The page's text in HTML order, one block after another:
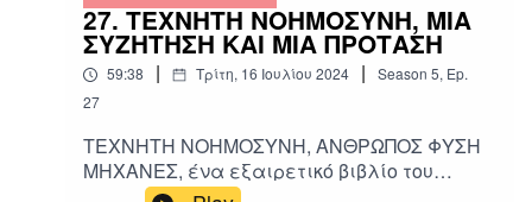
27. ΤΕΧΝΗΤΗ ΝΟΗΜΟΣΥΝΗ, ΜΙΑ
ΣΥΖΗΤΗΣΗ ΚΑΙ ΜΙΑ ΠΡΟΤΑΣΗ
59:38 | Τρίτη, 16 Ιουλίου 2024 | Season 5, Ep.
27
ΤΕΧΝΗΤΗ ΝΟΗΜΟΣΥΝΗ, ΑΝΘΡΩΠΟΣ ΦΥΣΗ
ΜΗΧΑΝΕΣ, ένα εξαιρετικό βιβλίο του
Αντώνη Μαυρόπουλου από τις εκδόσεις